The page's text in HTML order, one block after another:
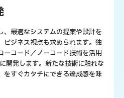
、最適なシステムの提案や設計を
ビジネス視点も求められます。独
ーコード／ノーコード技術を活用
開発します。新たな技術に触れな
をすぐカタチにできる達成感を味